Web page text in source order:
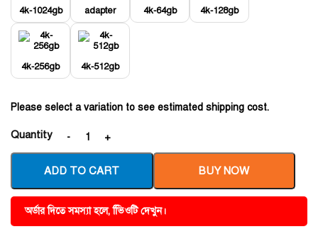
4k-1024gb adapter 4k-64gb 4k-128gb
4k-256gb 4k-512gb
Please select a variation to see estimated shipping cost.
Quantity
ADD TO CART BUY NOW
অর্ডার দিতে সমস্যা হলে, ভিিওটি দেখুন।